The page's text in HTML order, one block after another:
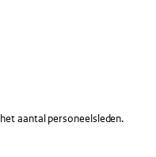
aantal personeelsleden.